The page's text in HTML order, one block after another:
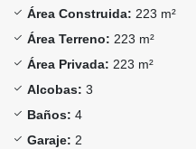
Área Construida: 223 m²
Área Terreno: 223 m²
Área Privada: 223 m²
Alcobas: 3
Baños: 4
Garaje: 2